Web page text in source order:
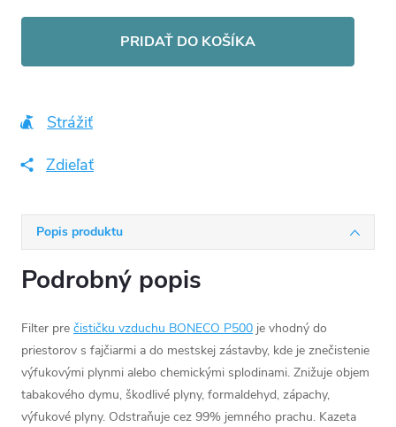
PRIDAŤ DO KOŠÍKA
Strážiť
Zdieľať
Popis produktu
Podrobný popis
Filter pre čističku vzduchu BONECO P500 je vhodný do
priestorov s fajčiarmi a do mestskej zástavby, kde je znečistenie
výfukovými plynmi alebo chemickými splodinami. Znižuje objem
tabakového dymu, škodlivé plyny, formaldehyd, zápachy,
výfukové plyny. Odstraňuje cez 99% jemného prachu. Kazeta